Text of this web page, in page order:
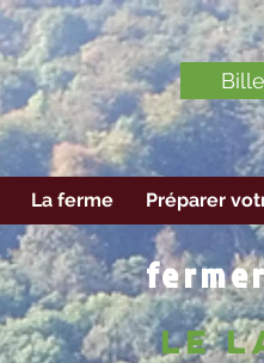
La ferme Préparer
Le